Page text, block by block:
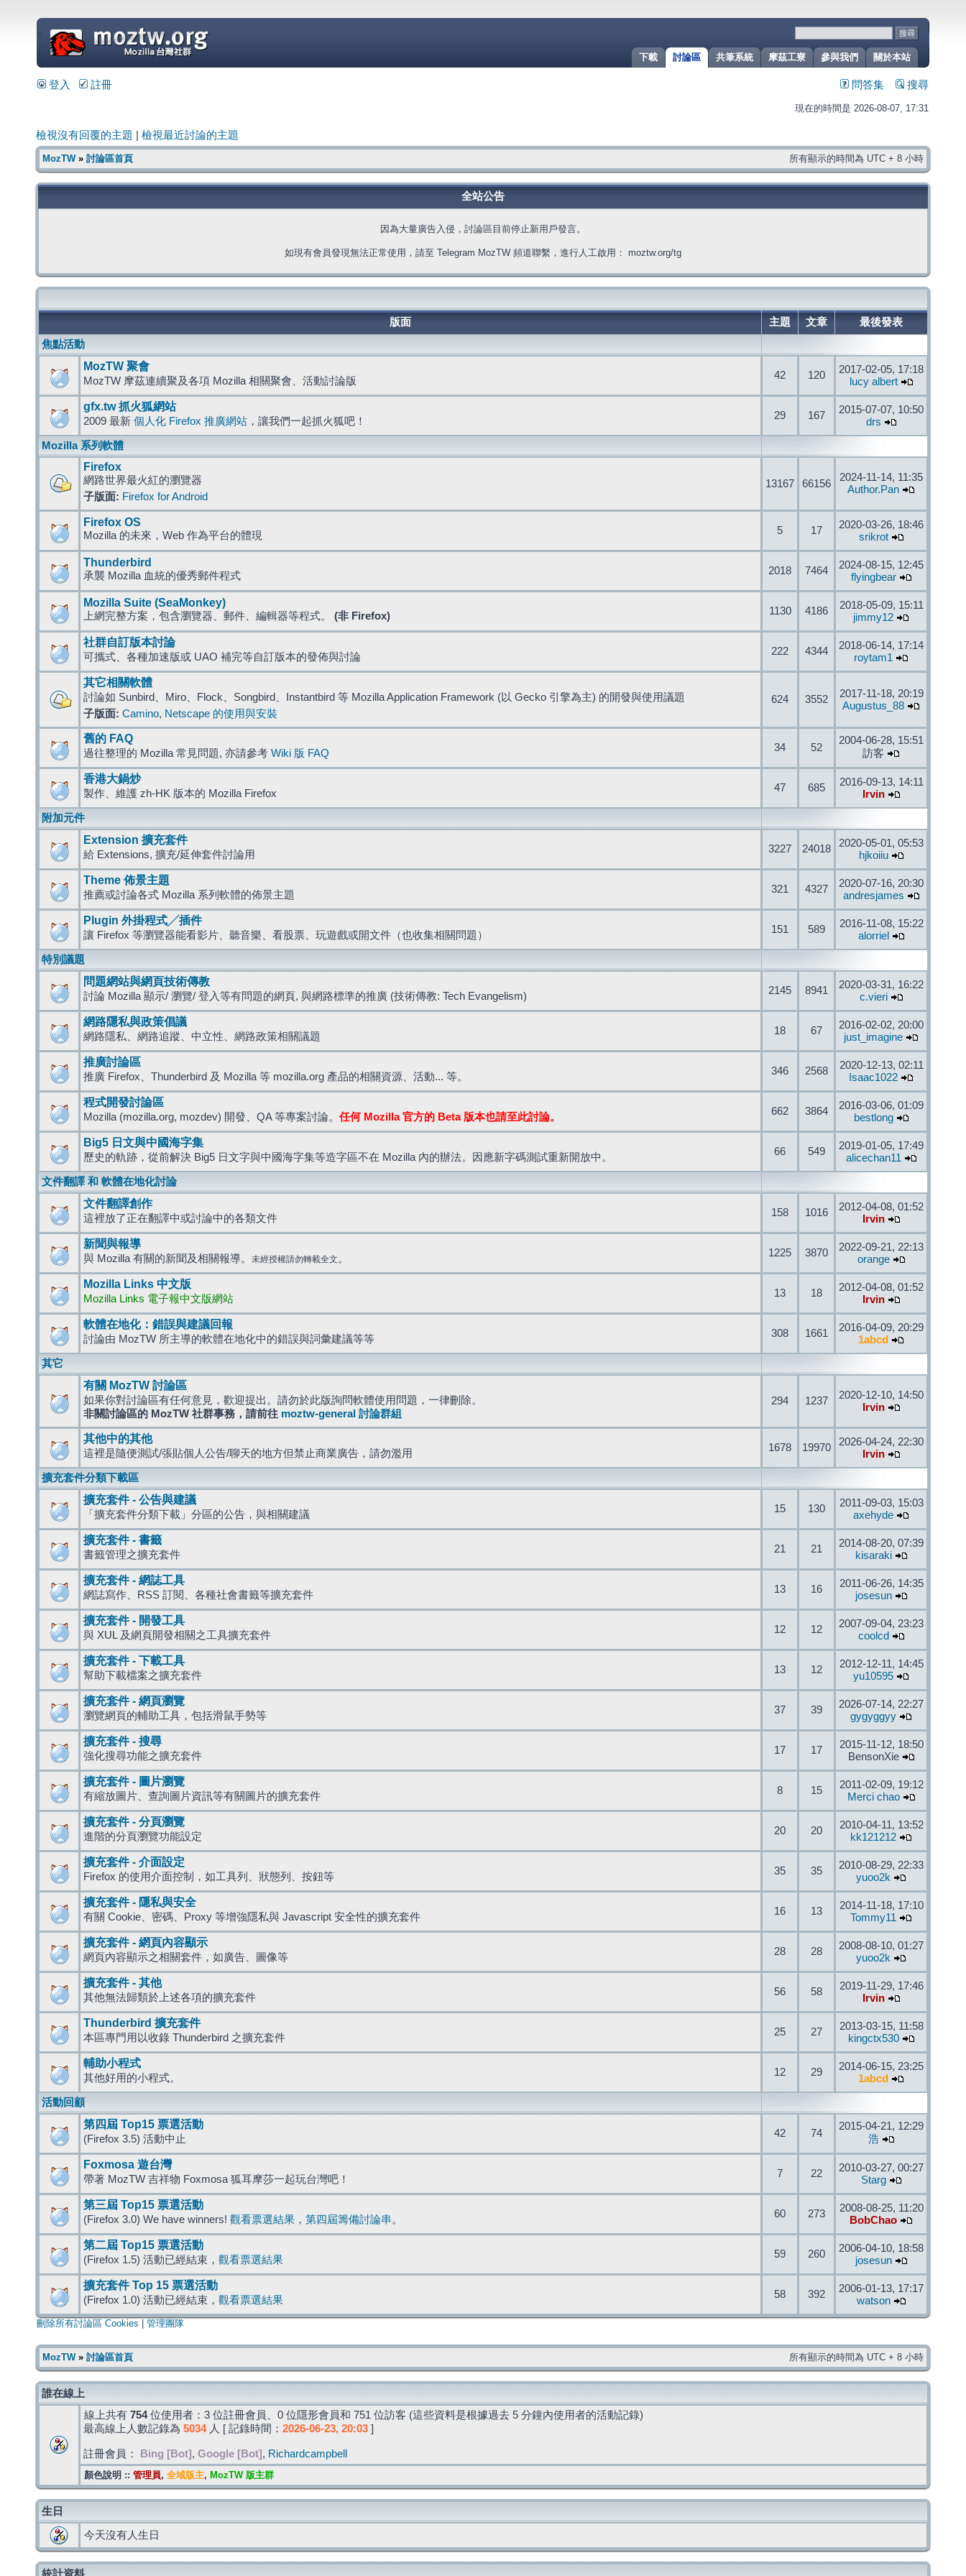
關於本站
參與我們
摩茲工寮
共筆系統
討論區
下載
=
登入 註冊 問答集 搜尋
現在的時間是 2026-08-07, 17:31
檢視沒有回覆的主題 檢視最近討論的主題
MozTW» 討論區首頁 所有顯示的時間為 UTC + 8 小時
全站公告
因為大量廣告入侵，討論區目前停止新用戶發言。
如現有會員發現無法正常使用，請至 Telegram MozTW 頻道聯繫，進行人工啟用： moztw.org/tg
版面 主題 文章
最後發表
焦點活動
MozTW 聚會
MozTW 摩茲連續聚及各項 Mozilla 相關聚會、活動討論版 42 120
2017-02-05, 17:18
lucy albert
gfx.tw 抓火狐網站
2009 最新 個人化 Firefox 推廣網站 ，讓我們一起抓火狐吧！ 29 167
2015-07-07, 10:50
drs
Mozilla 系列軟體
Firefox
網路世界最火紅的瀏覽器
子版面: Firefox for Android
13167 66156
2024-11-14, 11:35
Author.Pan
Firefox OS
Mozilla 的未來，Web 作為平台的體現 5 17
2020-03-26, 18:46
srikrot
Thunderbird
承襲 Mozilla 血統的優秀郵件程式 2018 7464
2024-08-15, 12:45
flyingbear
Mozilla Suite (SeaMonkey)
上網完整方案，包含瀏覽器、郵件、編輯器等程式。 (非 Firefox) 1130 4186
2018-05-09, 15:11
jimmy12
社群自訂版本討論
可攜式、各種加速版或 UAO 補完等自訂版本的發佈與討論 222 4344
2018-06-14, 17:14
roytam1
其它相關軟體
討論如 Sunbird、Miro、Flock、Songbird、Instantbird 等 Mozilla Application Framework (以 Gecko 引擎為主) 的開發與使用議題
子版面: Camino, Netscape 的使用與安裝
624 3552
2017-11-18, 20:19
Augustus_88
舊的 FAQ
過往整理的 Mozilla 常見問題, 亦請參考 Wiki 版 FAQ 34 52
2004-06-28, 15:51
訪客
香港大鍋炒
製作、維護 zh-HK 版本的 Mozilla Firefox 47 685
2016-09-13, 14:11
Irvin
附加元件
Extension 擴充套件
給 Extensions, 擴充/延伸套件討論用 3227 24018
2020-05-01, 05:53
hjkoiiu
Theme 佈景主題
推薦或討論各式 Mozilla 系列軟體的佈景主題 321 4327
2020-07-16, 20:30
andresjames
Plugin 外掛程式╱插件
讓 Firefox 等瀏覽器能看影片、聽音樂、看股票、玩遊戲或開文件（也收集相關問題） 151 589
2016-11-08, 15:22
alorriel
特別議題
問題網站與網頁技術傳教
討論 Mozilla 顯示/ 瀏覽/ 登入等有問題的網頁, 與網路標準的推廣 (技術傳教: Tech Evangelism) 2145 8941
2020-03-31, 16:22
c.vieri
網路隱私與政策倡議
網路隱私、網路追蹤、中立性、網路政策相關議題 18 67
2016-02-02, 20:00
just_imagine
推廣討論區
推廣 Firefox、Thunderbird 及 Mozilla 等 mozilla.org 產品的相關資源、活動... 等。 346 2568
2020-12-13, 02:11
Isaac1022
程式開發討論區
Mozilla (mozilla.org, mozdev) 開發、QA 等專案討論。 任何 Mozilla 官方的 Beta 版本也請至此討論。 662 3864
2016-03-06, 01:09
bestlong
Big5 日文與中國海字集
歷史的軌跡，從前解決 Big5 日文字與中國海字集等造字區不在 Mozilla 內的辦法。因應新字碼測試重新開放中。 66 549
2019-01-05, 17:49
alicechan11
文件翻譯 和 軟體在地化討論
文件翻譯創作
這裡放了正在翻譯中或討論中的各類文件 158 1016
2012-04-08, 01:52
Irvin
新聞與報導
與 Mozilla 有關的新聞及相關報導。 未經授權請勿轉載全文 。 1225 3870
2022-09-21, 22:13
orange
Mozilla Links 中文版
Mozilla Links 電子報中文版網站 13 18
2012-04-08, 01:52
Irvin
軟體在地化：錯誤與建議回報
討論由 MozTW 所主導的軟體在地化中的錯誤與詞彙建議等等 308 1661
2016-04-09, 20:29
1abcd
其它
有關 MozTW 討論區
如果你對討論區有任何意見，歡迎提出。請勿於此版詢問軟體使用問題，一律刪除。
非關討論區的 MozTW 社群事務，請前往 moztw-general 討論群組
294 1237
2020-12-10, 14:50
Irvin
其他中的其他
這裡是隨便測試/張貼個人公告/聊天的地方但禁止商業廣告，請勿濫用 1678 19970
2026-04-24, 22:30
Irvin
擴充套件分類下載區
擴充套件 - 公告與建議
「擴充套件分類下載」分區的公告，與相關建議 15 130
2011-09-03, 15:03
axehyde
擴充套件 - 書籤
書籤管理之擴充套件 21 21
2014-08-20, 07:39
kisaraki
擴充套件 - 網誌工具
網誌寫作、RSS 訂閱、各種社會書籤等擴充套件 13 16
2011-06-26, 14:35
josesun
擴充套件 - 開發工具
與 XUL 及網頁開發相關之工具擴充套件 12 12
2007-09-04, 23:23
coolcd
擴充套件 - 下載工具
幫助下載檔案之擴充套件 13 12
2012-12-11, 14:45
yu10595
擴充套件 - 網頁瀏覽
瀏覽網頁的輔助工具，包括滑鼠手勢等 37 39
2026-07-14, 22:27
gygyggyy
擴充套件 - 搜尋
強化搜尋功能之擴充套件 17 17
2015-11-12, 18:50
BensonXie
擴充套件 - 圖片瀏覽
有縮放圖片、查詢圖片資訊等有關圖片的擴充套件 8 15
2011-02-09, 19:12
Merci chao
擴充套件 - 分頁瀏覽
進階的分頁瀏覽功能設定 20 20
2010-04-11, 13:52
kk121212
擴充套件 - 介面設定
Firefox 的使用介面控制，如工具列、狀態列、按鈕等 35 35
2010-08-29, 22:33
yuoo2k
擴充套件 - 隱私與安全
有關 Cookie、密碼、Proxy 等增強隱私與 Javascript 安全性的擴充套件 16 13
2014-11-18, 17:10
Tommy11
擴充套件 - 網頁內容顯示
網頁內容顯示之相關套件，如廣告、圖像等 28 28
2008-08-10, 01:27
yuoo2k
擴充套件 - 其他
其他無法歸類於上述各項的擴充套件 56 58
2019-11-29, 17:46
Irvin
Thunderbird 擴充套件
本區專門用以收錄 Thunderbird 之擴充套件 25 27
2013-03-15, 11:58
kingctx530
輔助小程式
其他好用的小程式。 12 29
2014-06-15, 23:25
1abcd
活動回顧
第四屆 Top15 票選活動
(Firefox 3.5) 活動中止 42 74
2015-04-21, 12:29
浩
Foxmosa 遊台灣
帶著 MozTW 吉祥物 Foxmosa 狐耳摩莎一起玩台灣吧！ 7 22
2010-03-27, 00:27
Starg
第三屆 Top15 票選活動
(Firefox 3.0) We have winners! 觀看票選結果 ， 第四屆籌備討論串 。 60 273
2008-08-25, 11:20
BobChao
第二屆 Top15 票選活動
(Firefox 1.5) 活動已經結束， 觀看票選結果 59 260
2006-04-10, 18:58
josesun
擴充套件 Top 15 票選活動
(Firefox 1.0) 活動已經結束， 觀看票選結果 58 392
2006-01-13, 17:17
watson
刪除所有討論區 Cookies 管理團隊
MozTW» 討論區首頁 所有顯示的時間為 UTC + 8 小時
誰在線上
線上共有 754位使用者：3 位註冊會員、0 位隱形會員和 751 位訪客 (這些資料是根據過去 5 分鐘內使用者的活動記錄)
最高線上人數記錄為 5034人 [ 記錄時間： 2026-06-23, 20:03 ]
註冊會員： Bing [Bot] , Google [Bot] , Richardcampbell
顏色說明 :: 管理員, 全域版主, MozTW 版主群
生日
今天沒有人生日